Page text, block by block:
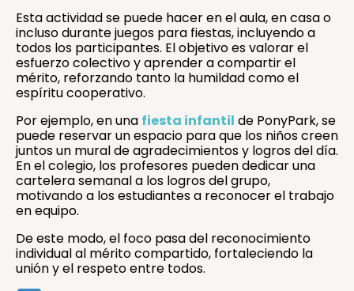
Esta actividad se puede hacer en el aula, en casa o
incluso durante juegos para fiestas, incluyendo a
todos los participantes. El objetivo es valorar el
esfuerzo colectivo y aprender a compartir el
mérito, reforzando tanto la humildad como el
espíritu cooperativo.
Por ejemplo, en una fiesta infantil de PonyPark, se
puede reservar un espacio para que los niños creen
juntos un mural de agradecimientos y logros del día.
En el colegio, los profesores pueden dedicar una
cartelera semanal a los logros del grupo,
motivando a los estudiantes a reconocer el trabajo
en equipo.
De este modo, el foco pasa del reconocimiento
individual al mérito compartido, fortaleciendo la
unión y el respeto entre todos.